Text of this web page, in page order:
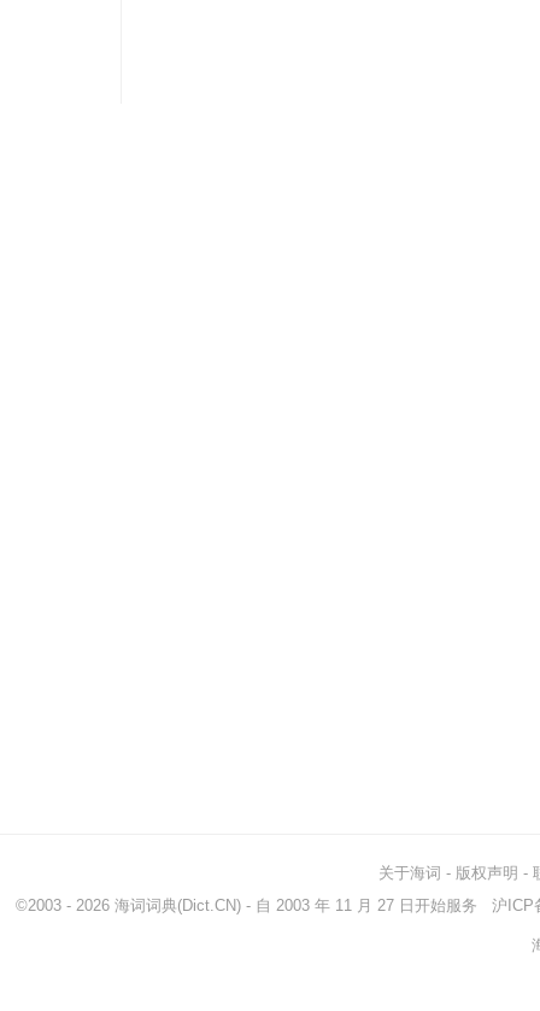
关于海词 - 版权声明 -
©2003 - 2026 海词词典(Dict.CN) - 自 2003 年 11 月 27 日开始服务 沪ICP